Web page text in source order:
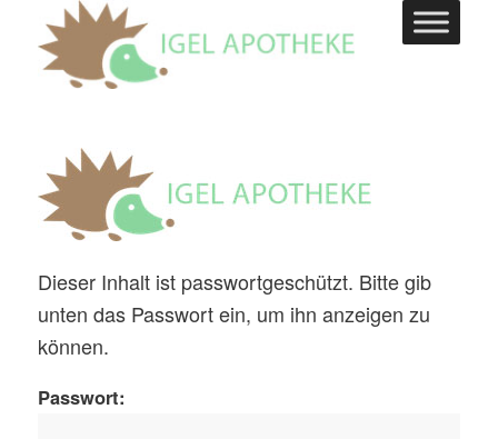
Dieser Inhalt ist passwortgeschützt. Bitte gib
unten das Passwort ein, um ihn anzeigen zu
können.
Passwort: